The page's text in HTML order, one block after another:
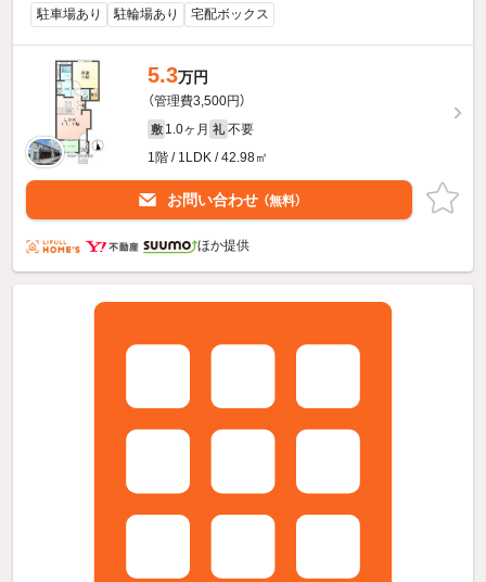
駐車場あり 駐輪場あり 宅配ボックス
5.3万円
（管理費3,500円）
敷 1.0ヶ月 礼 不要
1階 / 1LDK / 42.98㎡
お問い合わせ （無料）
ほか提供